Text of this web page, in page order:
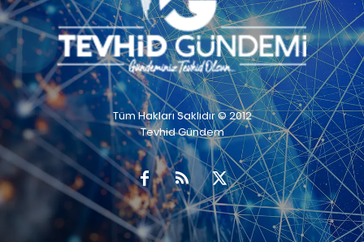
Tüm Hakları Saklıdır © 2012
Tevhid Gündem